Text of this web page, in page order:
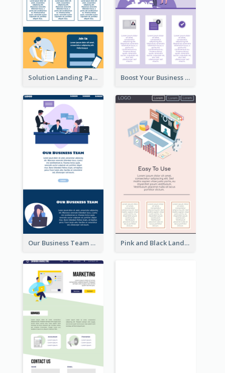
Solution Landing Page Boost Your Business Landing Page
Our Business Team Landing Page Pink and Black Landing Page